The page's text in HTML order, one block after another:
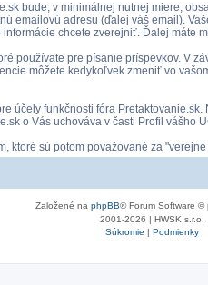
bude, v minimálnej nutnej miere,
emailovú adresu (ďalej váš email).
chcete zverejniť. Ďalej
používate pre písanie príspevkov. V
môžete kedykoľvek zmeniť vo
účely funkčnosti fóra
o Vás uchováva v časti Profil vášho
ktoré sú potom považované za
Založené na phpBB® Forum Software ©
2001-2026 | HWSK s.r.o.
Súkromie | Podmienky